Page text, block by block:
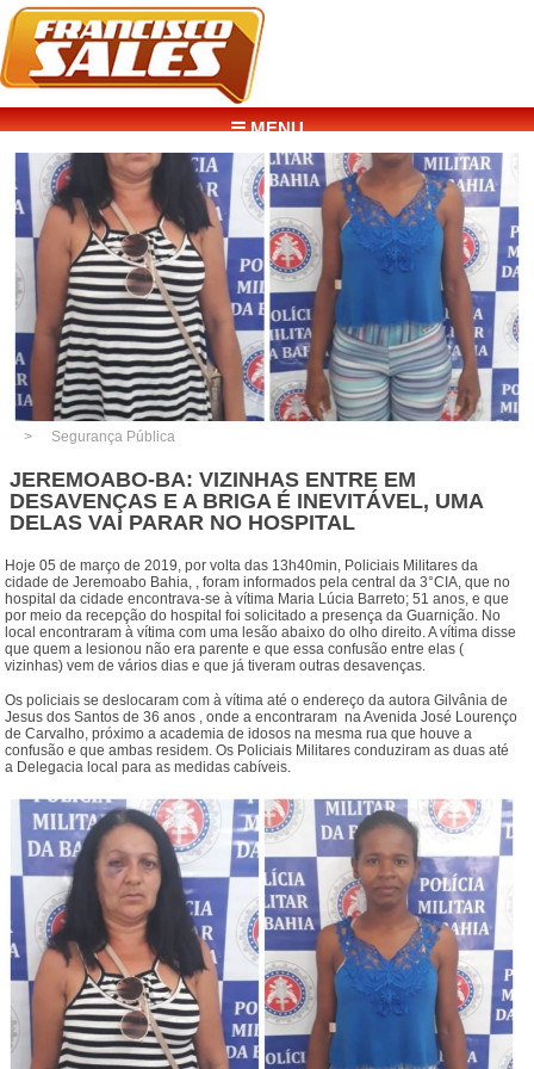
☰ MENU
Segurança Pública
JEREMOABO-BA: VIZINHAS ENTRE EM
DESAVENÇAS E A BRIGA É INEVITÁVEL, UMA
DELAS VAI PARAR NO HOSPITAL
Hoje 05 de março de 2019, por volta das 13h40min, Policiais Militares da
cidade de Jeremoabo Bahia, , foram informados pela central da 3°CIA, que no
hospital da cidade encontrava-se à vítima Maria Lúcia Barreto; 51 anos, e que
por meio da recepção do hospital foi solicitado a presença da Guarnição. No
local encontraram à vítima com uma lesão abaixo do olho direito. A vítima disse
que quem a lesionou não era parente e que essa confusão entre elas (
vizinhas) vem de vários dias e que já tiveram outras desavenças.
Os policiais se deslocaram com à vítima até o endereço da autora Gilvânia de
Jesus dos Santos de 36 anos , onde a encontraram na Avenida José Lourenço
de Carvalho, próximo a academia de idosos na mesma rua que houve a
confusão e que ambas residem. Os Policiais Militares conduziram as duas até
a Delegacia local para as medidas cabíveis.